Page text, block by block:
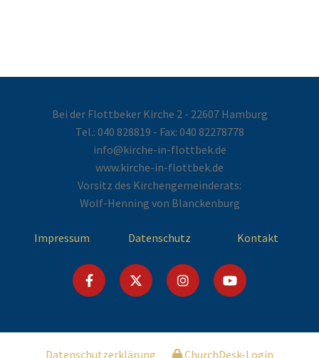
Bei der Flottbeker Kirche 2 - 22607 Hamburg
Tel.: 040 828819 - Fax: 040 82278778
info@kirche-in-flottbek.de
www.kirche-in-flottbek.de
Vorsitz des Kirchengemeinderats:
Wolf-Henning von Blanckenburg
Impressum Datenschutz Kontakt
Datenschutzerklärung ChurchDesk-Login